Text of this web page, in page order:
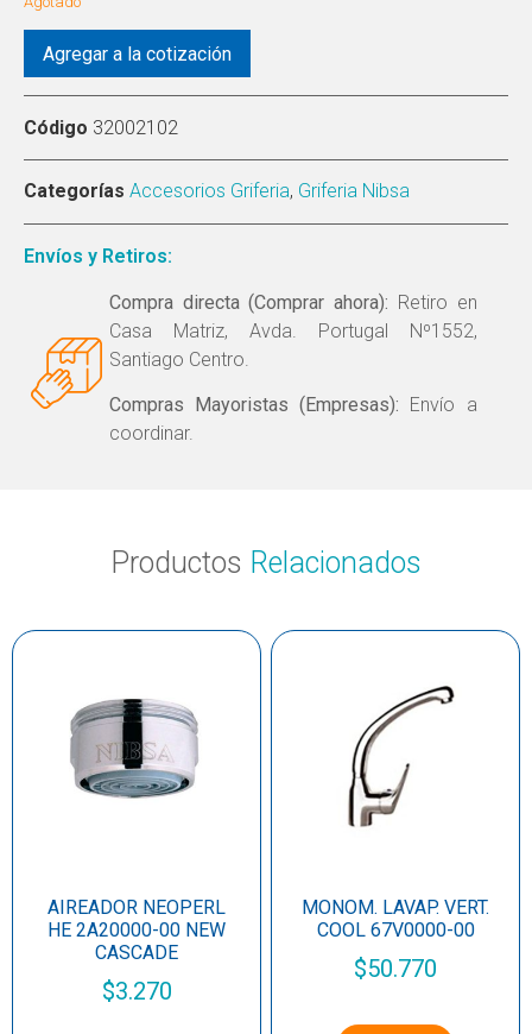
Agregar a la cotización
Código 32002102
Categorías Accesorios Griferia, Griferia Nibsa
Envíos y Retiros:
Compra directa (Comprar ahora): Retiro en
Casa Matriz, Avda. Portugal Nº1552,
Santiago Centro.
Compras Mayoristas (Empresas): Envío a
coordinar.
Productos Relacionados
AIREADOR NEOPERL
HE 2A20000-00 NEW
CASCADE
$3.270
MONOM. LAVAP. VERT.
COOL 67V0000-00
$50.770